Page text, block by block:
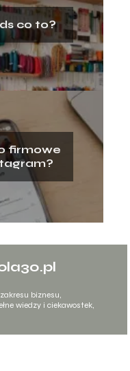
co to?
firmowe
biznesu,
wiedzy i ciekawostek,